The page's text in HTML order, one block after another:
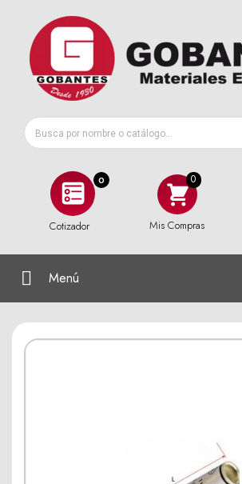
0
Cotizador Mis Compras
Menú